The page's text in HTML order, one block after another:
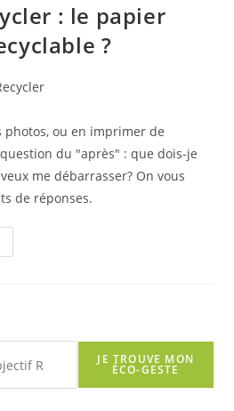
: le papier
?
photos, ou en imprimer de
du "après" : que dois-je
me débarrasser? On vous
de réponses.
JE TROUVE MON
ÉCO-GESTE